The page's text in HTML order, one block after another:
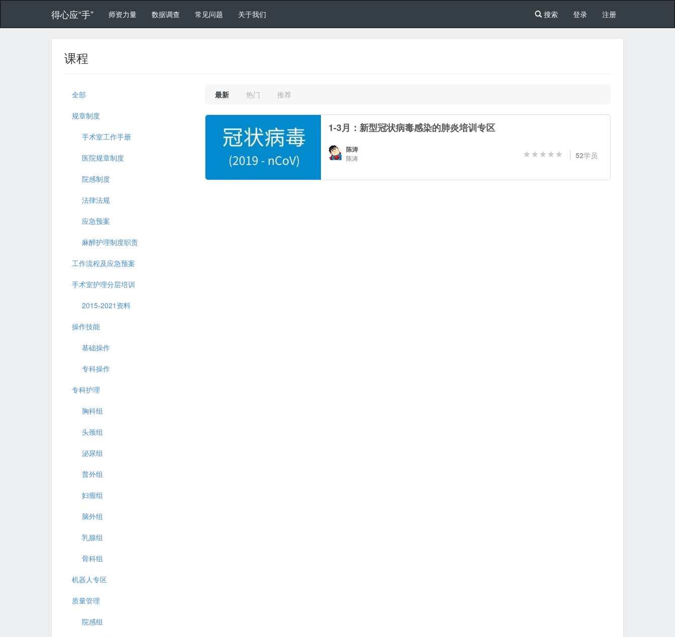
得心应“手” 师资力量 数据调查 常见问题 关于我们 搜索 登录 注册
课程
全部
规章制度
手术室工作手册
医院规章制度
院感制度
法律法规
应急预案
麻醉护理制度职责
工作流程及应急预案
手术室护理分层培训
2015-2021资料
操作技能
基础操作
专科操作
专科护理
胸科组
头颈组
泌尿组
普外组
妇瘤组
脑外组
乳腺组
骨科组
机器人专区
质量管理
院感组
最新 热门 推荐
1-3月：新型冠状病毒感染的肺炎培训专区
陈涛
陈涛 52学员